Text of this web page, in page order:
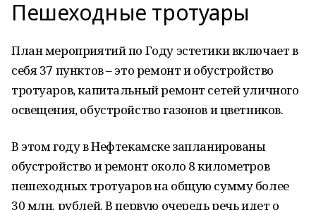
Пешеходные тротуары
План мероприятий по Году эстетики включает в
себя 37 пунктов – это ремонт и обустройство
тротуаров, капитальный ремонт сетей уличного
освещения, обустройство газонов и цветников.
В этом году в Нефтекамске запланированы
обустройство и ремонт около 8 километров
пешеходных тротуаров на общую сумму более
30 млн. рублей. В первую очередь речь идет о